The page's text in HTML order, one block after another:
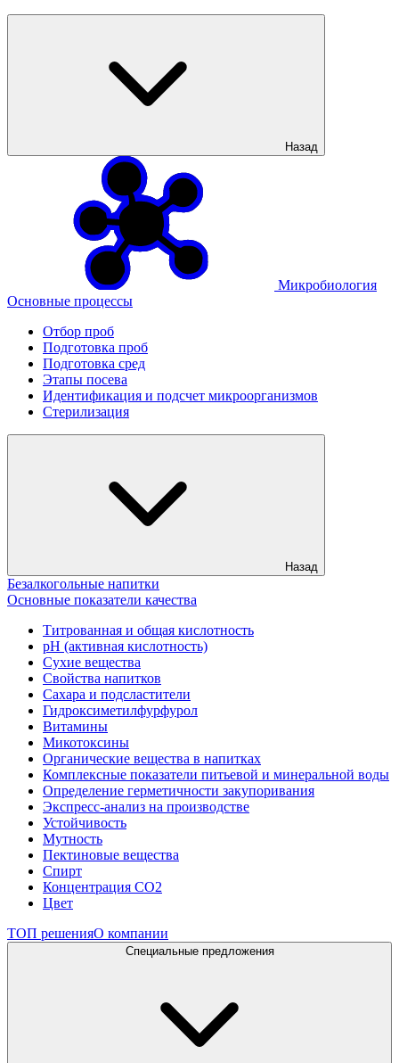
Назад
Микробиология
Основные процессы
Отбор проб
Подготовка проб
Подготовка сред
Этапы посева
Идентификация и подсчет микроорганизмов
Стерилизация
Назад
Безалкогольные напитки
Основные показатели качества
Титрованная и общая кислотность
рН (активная кислотность)
Сухие вещества
Свойства напитков
Сахара и подсластители
Гидроксиметилфурфурол
Витамины
Микотоксины
Органические вещества в напитках
Комплексные показатели питьевой и минеральной воды
Определение герметичности закупоривания
Экспресс-анализ на производстве
Устойчивость
Мутность
Пектиновые вещества
Спирт
Концентрация СО2
Цвет
ТОП решенияО компании
Специальные предложения